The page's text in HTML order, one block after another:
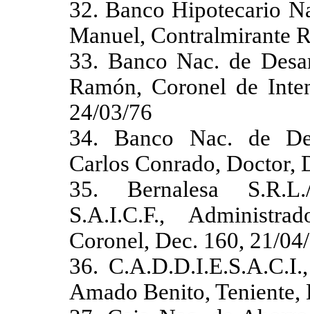
32. Banco Hipotecario
Manuel, Contralmirante
33. Banco Nac. de
Ramón, Coronel de
24/03/76
34. Banco Nac. de
Carlos Conrado, Doctor,
35. Bernalesa
S.A.I.C.F.,
Coronel, Dec. 160, 21/
36.
Amado Benito, Teniente,